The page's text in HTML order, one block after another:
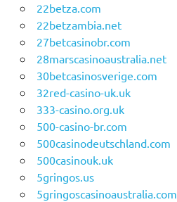
22betza.com
22betzambia.net
27betcasinobr.com
28marscasinoaustralia.net
30betcasinosverige.com
32red-casino-uk.uk
333-casino.org.uk
500-casino-br.com
500casinodeutschland.com
500casinouk.uk
5gringos.us
5gringoscasinoaustralia.com